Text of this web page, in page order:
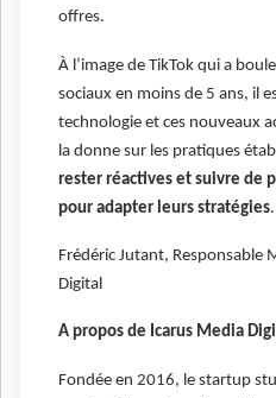
offres.
À l’image de TikTok qui a
sociaux en moins de 5 ans, il
technologie et ces nouveaux
la donne sur les pratiques
rester réactives et suivre de
pour adapter leurs stratégies.
Frédéric Jutant, Responsable
Digital
A propos de Icarus Media
Fondée en 2016, le startup